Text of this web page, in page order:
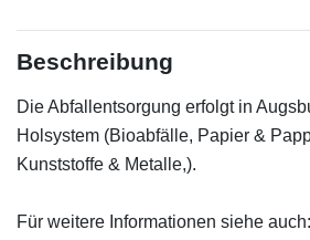
Beschreibung
Die Abfallentsorgung erfolgt in
Holsystem (Bioabfälle, Papier &
Kunststoffe & Metalle,).
Für weitere Informationen siehe auch: